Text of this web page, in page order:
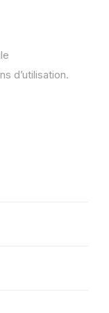
d’utilisation.